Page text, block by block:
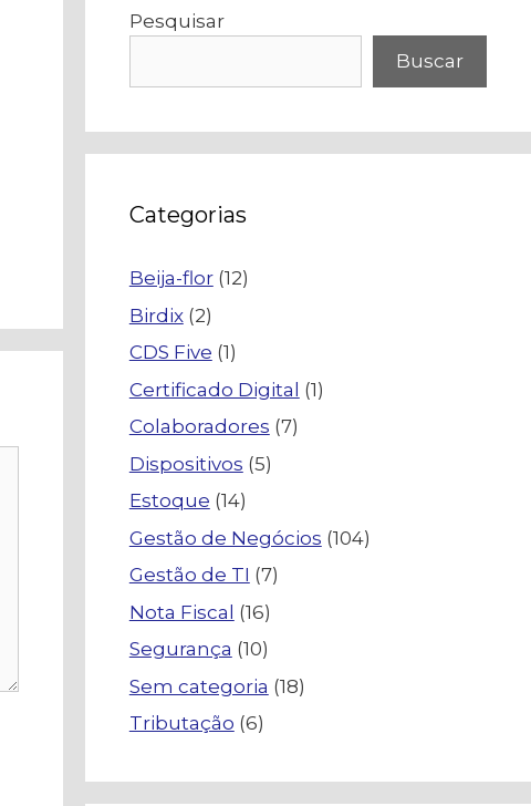
Pesquisar
Buscar
Categorias
Beija-flor(12)
Birdix(2)
CDS Five (1)
Certificado Digital (1)
Colaboradores (7)
Dispositivos (5)
Estoque (14)
Gestão de Negócios (104)
Gestão de TI (7)
Nota Fiscal (16)
Segurança (10)
Sem categoria (18)
Tributação (6)